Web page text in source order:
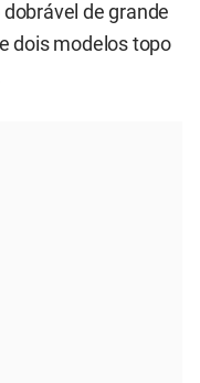
de grande
dois modelos topo